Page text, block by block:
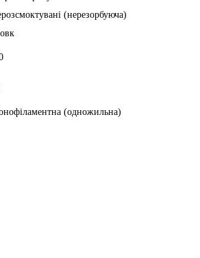
(нерезорбуюча)
(одножильна)